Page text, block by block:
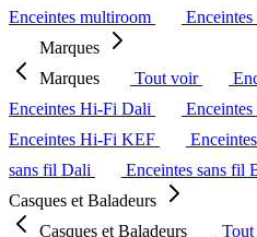
Enceintes multiroom
Marques
Marques
Tout voir
Enceintes Hi-Fi Dali
Enceintes Hi-Fi KEF
sans fil Dali
Enceintes sans fil
Casques et Baladeurs
Casques et Baladeurs